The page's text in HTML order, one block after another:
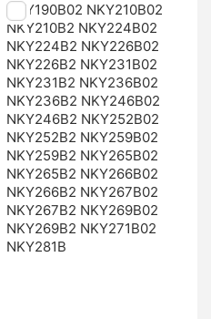
NKY190B02 NKY210B02
NKY210B2 NKY224B02
NKY224B2 NKY226B02
NKY226B2 NKY231B02
NKY231B2 NKY236B02
NKY236B2 NKY246B02
NKY246B2 NKY252B02
NKY252B2 NKY259B02
NKY259B2 NKY265B02
NKY265B2 NKY266B02
NKY266B2 NKY267B02
NKY267B2 NKY269B02
NKY269B2 NKY271B02
NKY281B